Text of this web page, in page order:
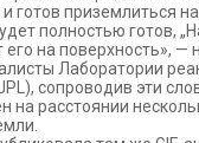
готов приземлиться
полностью готов,
его на поверхность», —
Лаборатории
сопроводив эти
на расстоянии